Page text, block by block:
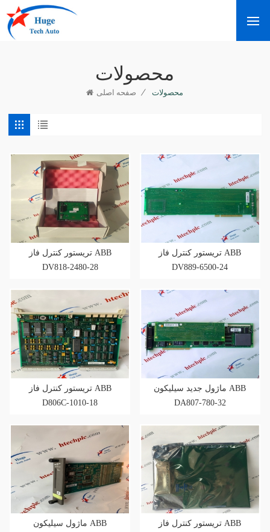
محصولات
صفحه اصلی / محصولات
تریستور کنترل فاز ABB
DV818-2480-28
تریستور کنترل فاز ABB
DV889-6500-24
تریستور کنترل فاز ABB
D806C-1010-18
ماژول جدید سیلیکون ABB
DA807-780-32
ماژول سیلیکون ABB
تریستور کنترل فاز ABB